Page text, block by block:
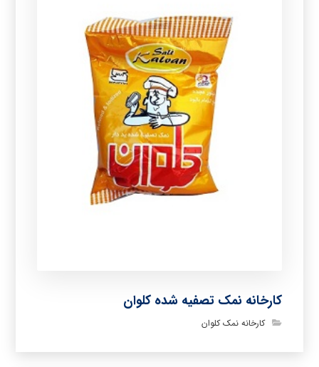
کارخانه نمک تصفیه شده کلوان
کارخانه نمک کلوان